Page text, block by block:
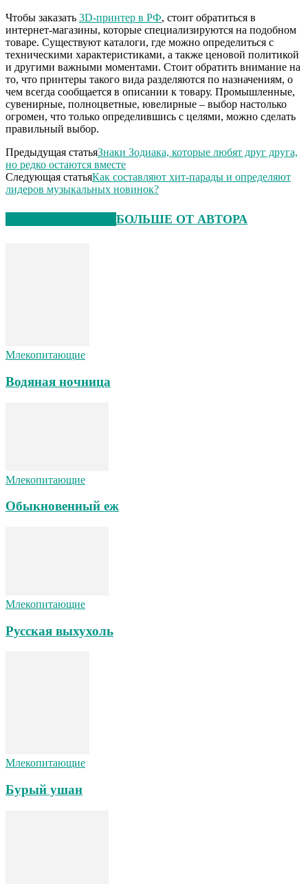
Чтобы заказать 3D-принтер в РФ, стоит обратиться в
интернет-магазины, которые специализируются на подобном
товаре. Существуют каталоги, где можно определиться с
техническими характеристиками, а также ценовой политикой
и другими важными моментами. Стоит обратить внимание на
то, что принтеры такого вида разделяются по назначениям, о
чем всегда сообщается в описании к товару. Промышленные,
сувенирные, полноцветные, ювелирные – выбор настолько
огромен, что только определившись с целями, можно сделать
правильный выбор.
Предыдущая статьяЗнаки Зодиака, которые любят друг друга,
но редко остаются вместе
Следующая статьяКак составляют хит-парады и определяют
лидеров музыкальных новинок?
БОЛЬШЕ ОТ АВТОРА
Млекопитающие
Водяная ночница
Млекопитающие
Обыкновенный еж
Млекопитающие
Русская выхухоль
Млекопитающие
Бурый ушан